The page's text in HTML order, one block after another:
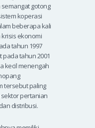
gotong
koperasi
beberapa kali
ekonomi
tahun 1997
pada tahun 2001
kecil menengah
tersebut paling
pertanian
distribusi.